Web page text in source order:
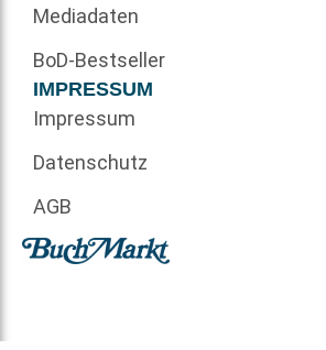
Mediadaten
BoD-Bestseller
IMPRESSUM
Impressum
Datenschutz
AGB